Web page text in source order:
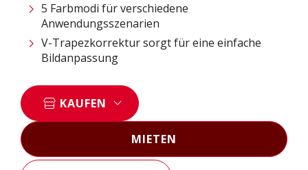
5 Farbmodi für verschiedene
Anwendungsszenarien
V-Trapezkorrektur sorgt für eine einfache
Bildanpassung
KAUFEN
MIETEN